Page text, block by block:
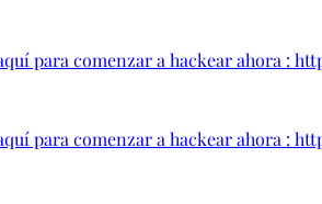
aquí para comenzar a hackear ahora :
aquí para comenzar a hackear ahora :